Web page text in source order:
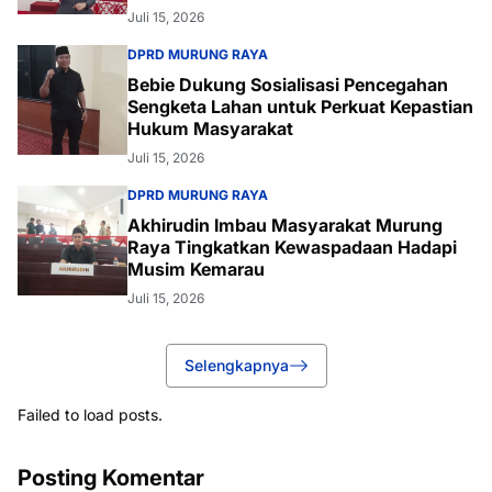
Juli 15, 2026
DPRD MURUNG RAYA
Bebie Dukung Sosialisasi Pencegahan
Sengketa Lahan untuk Perkuat Kepastian
Hukum Masyarakat
Juli 15, 2026
DPRD MURUNG RAYA
Akhirudin Imbau Masyarakat Murung
Raya Tingkatkan Kewaspadaan Hadapi
Musim Kemarau
Juli 15, 2026
Selengkapnya
Failed to load posts.
Posting Komentar